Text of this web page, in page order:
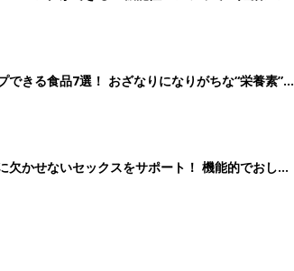
できる食品7選！ おざなりになりがちな“栄養素”を
欠かせないセックスをサポート！ 機能的でおしゃ